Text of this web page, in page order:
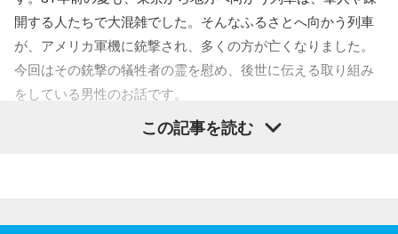
●オススメしてくれた曲は、「Teh Hijau（テ・ヒジョウ / 緑
茶）」
タイトルは爽やかに聴こえるかもしれませんが、この曲は虚
ちを受け入れることをテーマにしています。明るく気分が晴
開する人たちで大混雑でした。そんなふるさとへ向かう列車
が、アメリカ軍機に銃撃され、多くの方が亡くなりました。
今回はその銃撃の犠牲者の霊を慰め、後世に伝える取り組み
をしている男性のお話です。
東京・新宿から甲州・信州を目指す、中央線特急の「あず
この記事を読む